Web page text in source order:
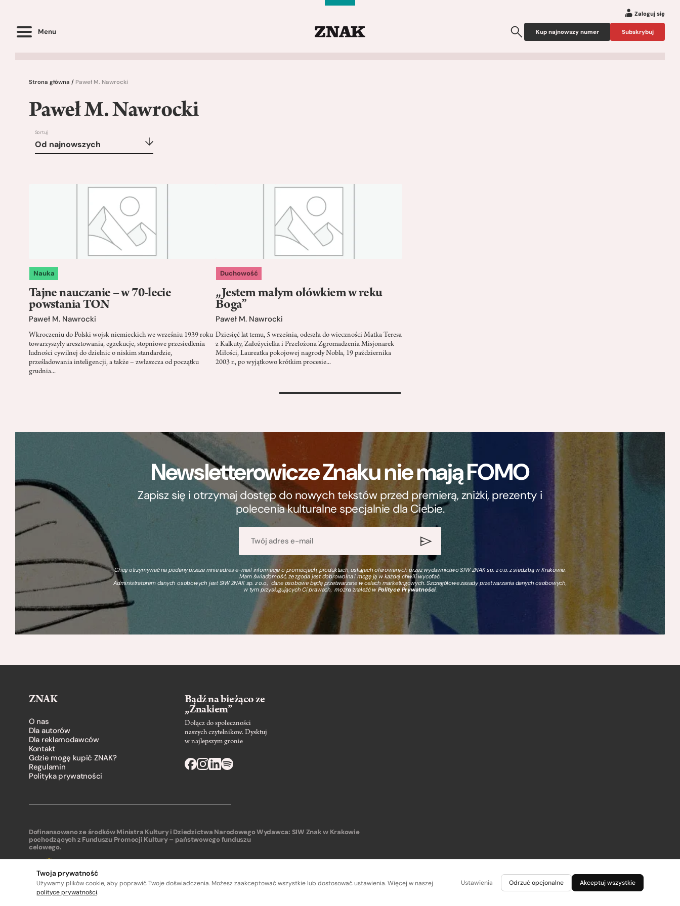
Menu
Zaloguj się
Kup najnowszy numer Subskrybuj
Strona główna / Paweł M. Nawrocki
Paweł M. Nawrocki
Sortuj
Od najnowszych
Nauka
Tajne nauczanie – w 70-lecie
powstania TON
Paweł M. Nawrocki
Wkroczeniu do Polski wojsk niemieckich we wrześniu 1939 roku
towarzyszyły aresztowania, egzekucje, stopniowe przesiedlenia
ludności cywilnej do dzielnic o niskim standardzie,
prześladowania inteligencji, a także – zwłaszcza od początku
grudnia...
Duchowość
„Jestem małym ołówkiem w reku
Boga”
Paweł M. Nawrocki
Dziesięć lat temu, 5 września, odeszła do wieczności Matka Teresa
z Kalkuty, Założycielka i Przełożona Zgromadzenia Misjonarek
Miłości, Laureatka pokojowej nagrody Nobla, 19 października
2003 r., po wyjątkowo krótkim procesie...
>
Newsletterowicze Znaku nie mają FOMO
Zapisz się i otrzymaj dostęp do nowych tekstów przed premierą, zniżki, prezenty i
polecenia kulturalne specjalnie dla Ciebie.
Chcę otrzymywać na podany przeze mnie adres e-mail informacje o promocjach, produktach, usługach oferowanych przez wydawnictwo SIW ZNAK sp. z o.o. z siedzibą w Krakowie.
Mam świadomość, że zgoda jest dobrowolna i mogę ją w każdej chwili wycofać.
Administratorem danych osobowych jest SIW ZNAK sp. z o.o., dane osobowe będą przetwarzane w celach marketingowych. Szczegółowe zasady przetwarzania danych osobowych,
w tym przysługujących Ci prawach, można znaleźć wPolityce Prywatności.
ZNAK
O nas
Dla autorów
Dla reklamodawców
Kontakt
Gdzie mogę kupić ZNAK?
Regulamin
Polityka prywatności
Bądź na bieżąco ze
„Znakiem”
Dołącz do społeczności
naszych czytelnikow. Dysktuj
w najlepszym gronie
Dofinansowano ze środków Ministra Kultury i Dziedzictwa Narodowego
pochodzących z Funduszu Promocji Kultury – państwowego funduszu
celowego.
Wydawca: SIW Znak w Krakowie
Twoja prywatność
Używamy plików cookie, aby poprawić Twoje doświadczenia. Możesz zaakceptować wszystkie lub dostosować ustawienia. Więcej w naszej
polityce prywatności.
Ustawienia Odrzuć opcjonalne Akceptuj wszystkie